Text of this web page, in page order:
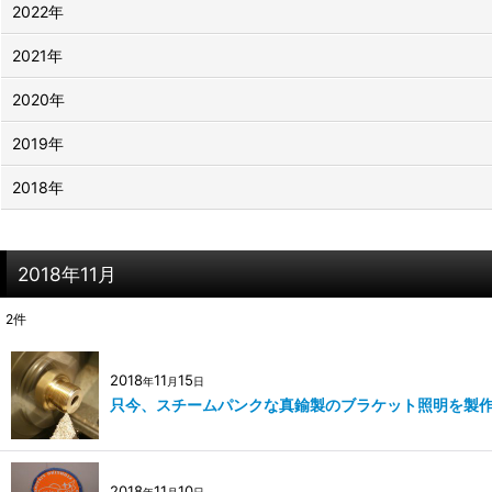
2018年11月
2件
2018年11 月15日
只今、スチームパンクな真鍮製のブラケット照明を製作
2022年
2021年
2020年
2019年
2018年